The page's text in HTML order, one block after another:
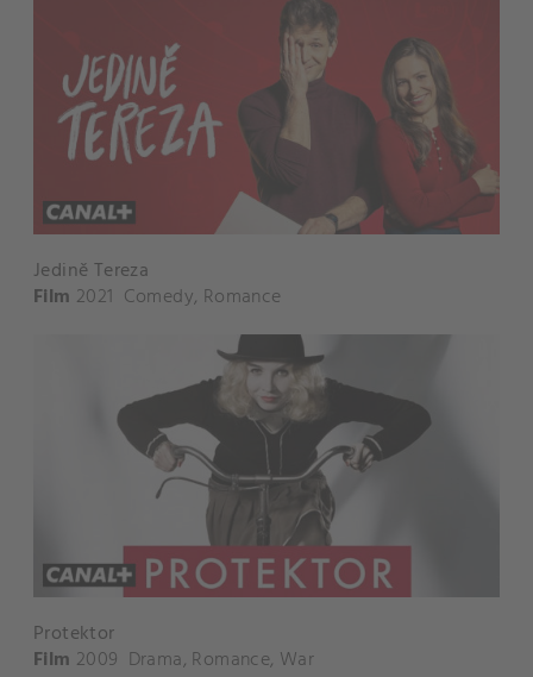
Jedině Tereza
Film 2021 Comedy, Romance
Protektor
Film 2009 Drama, Romance, War